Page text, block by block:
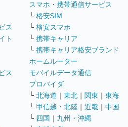
ス
ト
ス
スマホ・携帯通信サービス
└ 格安SIM
└ 格安スマホ
└ 携帯キャリア
└ 携帯キャリア格安ブランド
ホームルーター
モバイルデータ通信
プロバイダ
└ 北海道 ｜ 東北 ｜ 関東 ｜ 東海
└ 甲信越・北陸 ｜ 近畿 ｜ 中国
└ 四国 ｜ 九州・沖縄